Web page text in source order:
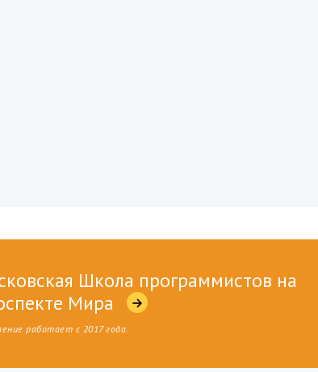
Школа программистов на
Мира
работает с 2017 года.